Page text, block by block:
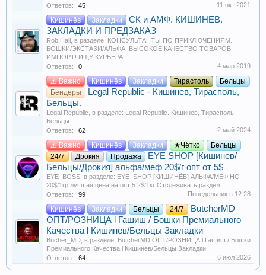
Ответов:
45 11 окт 2021
Кишинёв Закладки
СК и АМФ. КИШИНЕВ.
ЗАКЛАДКИ И ПРЕДЗАКАЗ
Rob Hall , в разделе: КОНСУЛЬТАНТЫ ПО ПРИКЛЮЧЕНИЯМ.
БОШКИ/ЭКСТАЗИ/АЛЬФА. ВЫСОКОЕ КАЧЕСТВО ТОВАРОВ.
ИМПОРТ! ИЩУ КУРЬЕРА.
Ответов:
0 4 мар 2019
⚠️ Важно Кишинёв Закладки Тирастоль
Бельцы
Бендеры
Legal Republic - Кишинев, Тирасполь,
Бельцы.
Legal Republic , в разделе: Legal Republic. Кишинев, Тирасполь,
Бельцы
Ответов:
62 2 май 2024
⚠️ Важно Кишинёв Закладки ★Чётко
Бельцы
24/7
Дрокия Продажа
EYE SHOP [Кишинев/
Бельцы/Дрокия] альфа/меф 20$/г опт от 5$
EYE_BOSS , в разделе: EYE_SHOP [КИШИНЁВ] АЛЬФА/МЕФ HQ
20$/1гр лучшая цена на опт 5.2$/1кг Отслеживать раздел
Ответов:
99 Понедельник в 12:28
Кишинёв Закладки Бельцы 24/7
ButcherMD
ОПТ/РОЗНИЦА l Гашиш / Бошки Премиального
Качества l Кишинев/Бельцы Закладки
Bucher_MD , в разделе: ButcherMD ОПТ/РОЗНИЦА l Гашиш / Бошки
Премиального Качества l Кишинев/Бельцы Закладки
Ответов:
64 6 июл 2026